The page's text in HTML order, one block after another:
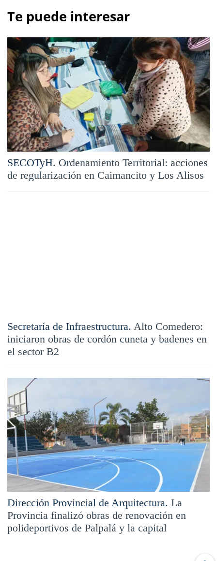
Te puede interesar
SECOTyH. Ordenamiento Territorial: acciones
de regularización en Caimancito y Los Alisos
Secretaría de Infraestructura. Alto Comedero:
iniciaron obras de cordón cuneta y badenes en
el sector B2
Dirección Provincial de Arquitectura. La
Provincia finalizó obras de renovación en
polideportivos de Palpalá y la capital